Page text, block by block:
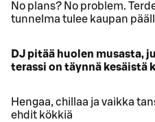
No plans? No problem.
tunnelma tulee kaupan
DJ pitää huolen musasta,
terassi on täynnä kesäistä
Hengaa, chillaa ja vaikka
ehdit kökkiä